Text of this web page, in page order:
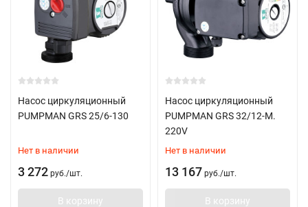
Насос циркуляционный
PUMPMAN GRS 25/6-130
Нет в наличии
3 272 руб./шт.
В корзину
Насос циркуляционный
PUMPMAN GRS 32/12-M.
220V
Нет в наличии
13 167 руб./шт.
В корзину